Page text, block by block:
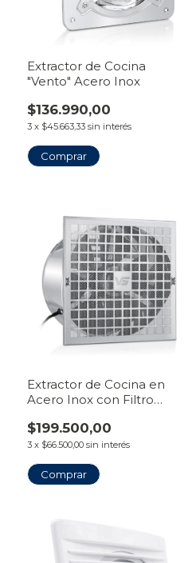
Extractor de Cocina
"Vento" Acero Inox
$136.990,00
3 x $45.663,33 sin interés
Comprar
Extractor de Cocina en
Acero Inox con Filtro
$199.500,00
3 x $66.500,00 sin interés
Comprar